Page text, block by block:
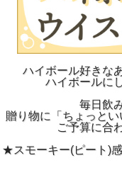
ハイボール好きな
ハイボールに
毎日飲
贈り物に「ちょっとい
ご予算に合
★スモーキー(ピート)